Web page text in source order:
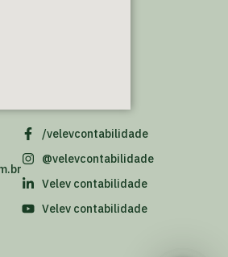
/velevcontabilidade
@velevcontabilidade
Velev contabilidade
Velev contabilidade